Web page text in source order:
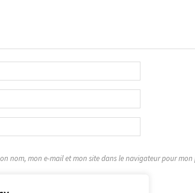
nom, mon e-mail et mon site dans le navigateur pour